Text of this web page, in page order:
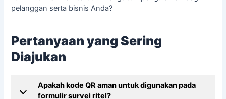
pelanggan serta bisnis Anda?
Pertanyaan yang Sering
Diajukan
Apakah kode QR aman untuk digunakan pada
formulir survei ritel?